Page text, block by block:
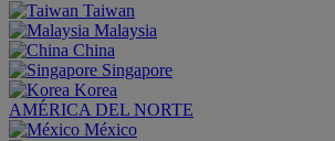
Taiwan
Malaysia
China
Singapore
Korea
AMÉRICA DEL NORTE
México